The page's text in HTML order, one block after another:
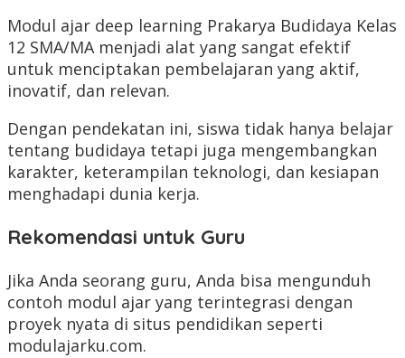
Modul ajar deep learning Prakarya Budidaya Kelas
12 SMA/MA menjadi alat yang sangat efektif
untuk menciptakan pembelajaran yang aktif,
inovatif, dan relevan.
Dengan pendekatan ini, siswa tidak hanya belajar
tentang budidaya tetapi juga mengembangkan
karakter, keterampilan teknologi, dan kesiapan
menghadapi dunia kerja.
Rekomendasi untuk Guru
Jika Anda seorang guru, Anda bisa mengunduh
contoh modul ajar yang terintegrasi dengan
proyek nyata di situs pendidikan seperti
modulajarku.com.